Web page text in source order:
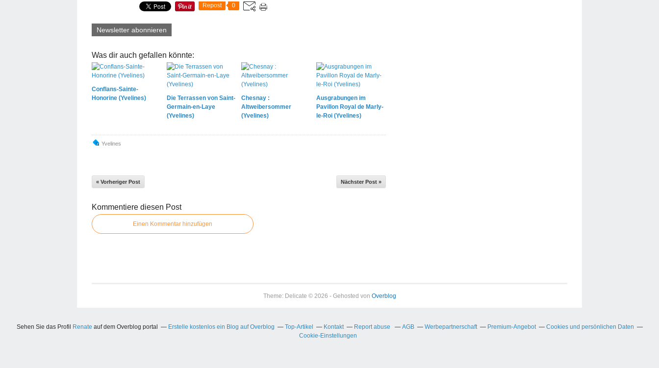
Repost 0
Newsletter abonnieren
Was dir auch gefallen könnte:
Conflans-Sainte-
Honorine (Yvelines)
Die Terrassen von Saint-
Germain-en-Laye
(Yvelines)
Chesnay :
Altweibersommer
(Yvelines)
Ausgrabungen im
Pavillon Royal de Marly-
le-Roi (Yvelines)
Yvelines
« Vorheriger Post Nächster Post »
Kommentiere diesen Post
Einen Kommentar hinzufügen
Theme: Delicate © 2026 - Gehosted von Overblog
Sehen Sie das Profil Renate auf dem Overblog portal Erstelle kostenlos ein Blog auf Overblog Top-Artikel Kontakt Report abuse AGB Werbepartnerschaft Premium-Angebot
Cookies und persönlichen Daten
Cookie-Einstellungen